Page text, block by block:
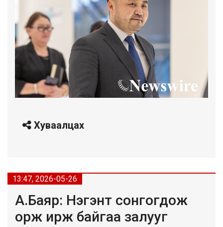
Хуваалцах
13:47, 2026-05-26
А.Баяр: Нэгэнт сонгогдож
орж ирж байгаа залууг